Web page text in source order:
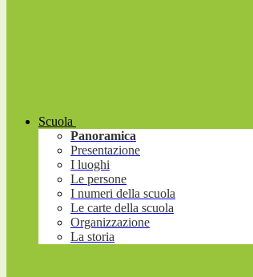
Scuola
Panoramica
Presentazione
I luoghi
Le persone
I numeri della scuola
Le carte della scuola
Organizzazione
La storia